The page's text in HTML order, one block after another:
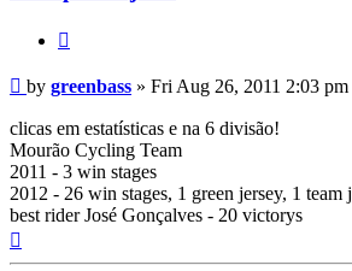
Post
by greenbass » Fri Aug 26, 2011 2:03 pm
clicas em estatísticas e na 6 divisão!
Mourão Cycling Team
2011 - 3 win stages
2012 - 26 win stages, 1 green jersey, 1 team
best rider José Gonçalves - 20 victorys